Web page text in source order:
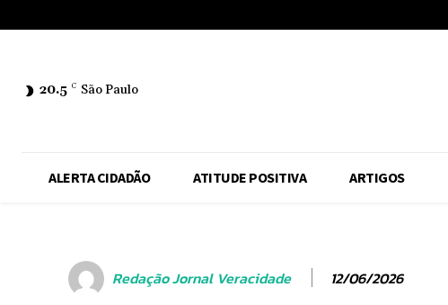
20.5 C São Paulo
ALERTA CIDADÃO ATITUDE POSITIVA ARTIGOS
Redação Jornal Veracidade 12/06/2026